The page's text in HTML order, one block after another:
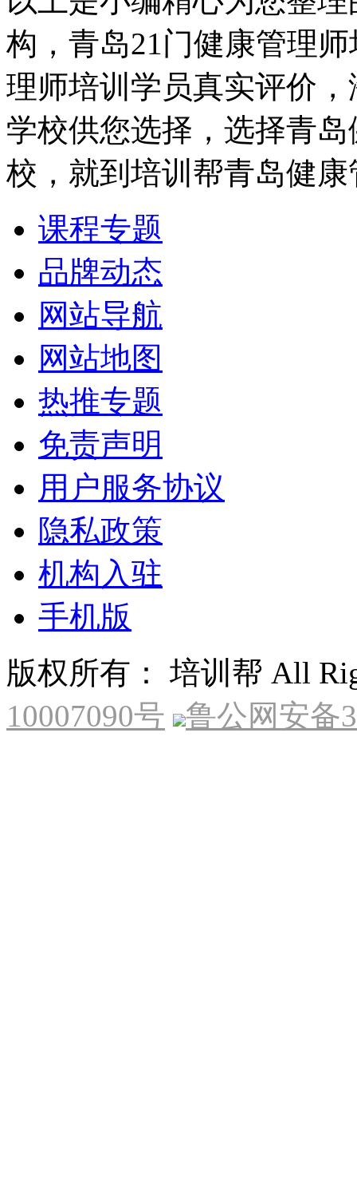
构，青岛21门健康管理
理师培训学员真实评价
学校供您选择，选择青
校，就到培训帮青岛健
课程专题
品牌动态
网站导航
网站地图
热推专题
免责声明
用户服务协议
隐私政策
机构入驻
手机版
版权所有： 培训帮 All
10007090号
鲁公网安备